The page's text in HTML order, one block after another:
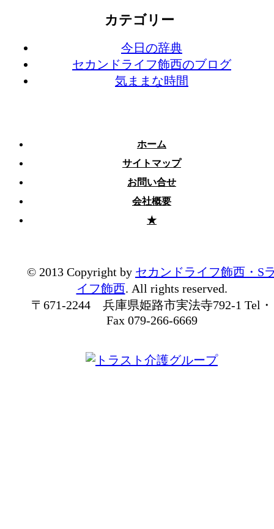
カテゴリー
今日の辞典
セカンドライフ飾西のブログ
気ままな時間
ホーム
サイトマップ
お問い合せ
会社概要
★
© 2013 Copyright by セカンドライフ飾西・S
イフ飾西. All rights reserved.
〒671-2244 兵庫県姫路市実法寺792-1 Tel・
Fax 079-266-6669